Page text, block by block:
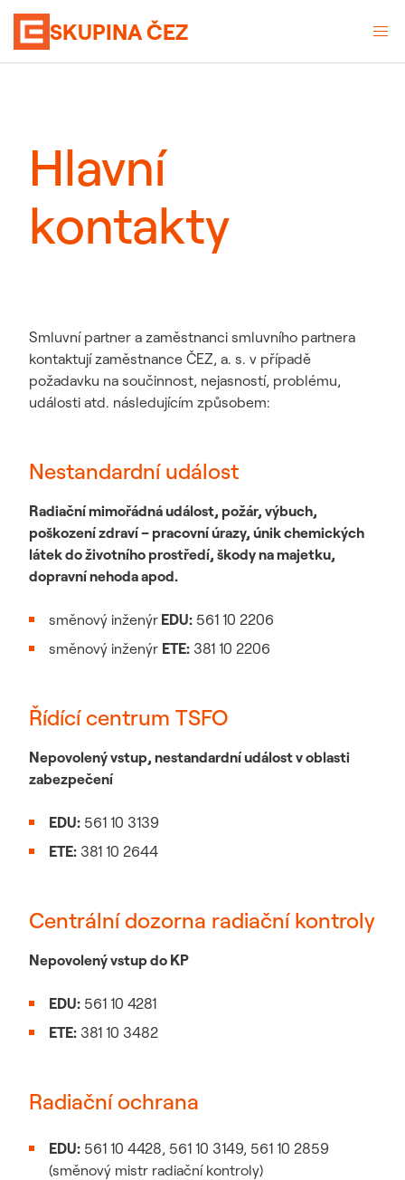
SKUPINA ČEZ
Hlavní
kontakty
Smluvní partner a zaměstnanci smluvního partnera
kontaktují zaměstnance ČEZ, a. s. v případě
požadavku na součinnost, nejasností, problému,
události atd. následujícím způsobem:
Nestandardní událost
Radiační mimořádná událost, požár, výbuch,
poškození zdraví – pracovní úrazy, únik chemických
látek do životního prostředí, škody na majetku,
dopravní nehoda apod.
směnový inženýr EDU: 561 10 2206
směnový inženýr ETE: 381 10 2206
Řídící centrum TSFO
Nepovolený vstup, nestandardní událost v oblasti
zabezpečení
EDU: 561 10 3139
ETE: 381 10 2644
Centrální dozorna radiační kontroly
Nepovolený vstup do KP
EDU: 561 10 4281
ETE: 381 10 3482
Radiační ochrana
EDU: 561 10 4428, 561 10 3149, 561 10 2859
(směnový mistr radiační kontroly)